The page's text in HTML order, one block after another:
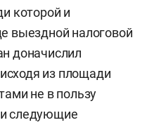
которой и
выездной налоговой
доначислил
из площади
не в пользу
следующие